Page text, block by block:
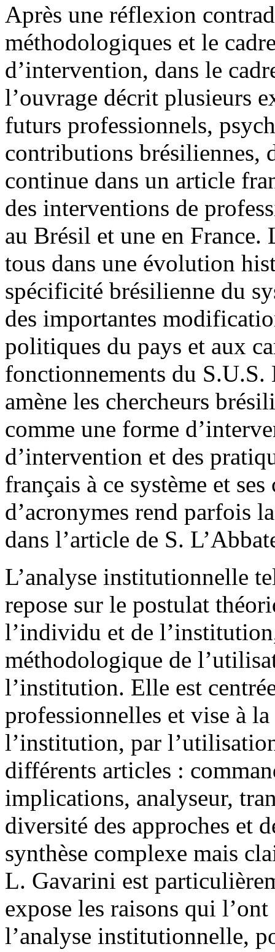
Après une réflexion
méthodologiques et le
d’intervention, dans le
l’ouvrage décrit plusieurs
futurs professionnels,
contributions brésiliennes,
continue dans un article
des interventions de
au Brésil et une en France.
tous dans une évolution
spécificité brésilienne du
des importantes
politiques du pays et aux
fonctionnements du
amène les chercheurs
comme une forme
d’intervention et des
français à ce système et
d’acronymes rend parfois
dans l’article de S.
L’analyse institutionnelle
repose sur le postulat
l’individu et de
méthodologique de
l’institution. Elle est
professionnelles et vise à
l’institution, par
différents articles :
implications, analyseur,
diversité des approches et
synthèse complexe mais
L. Gavarini est
expose les raisons qui
l’analyse institutionnelle,